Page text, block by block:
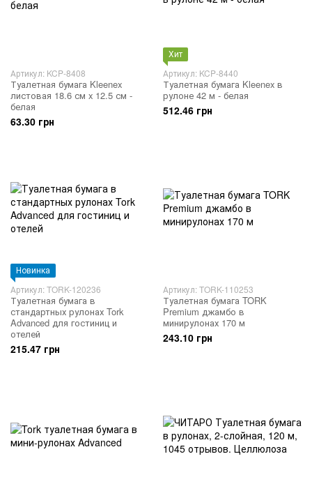
Артикул: KCP-8408
Туалетная бумага Kleenex
листовая 18.6 см x 12.5 см -
белая
63.30 грн
Хит
Артикул: KCP-8440
Туалетная бумага Kleenex в
рулоне 42 м - белая
512.46 грн
Новинка
Артикул: TORK-120236
Туалетная бумага в
стандартных рулонах Tork
Advanced для гостиниц и
отелей
215.47 грн
Артикул: TORK-110253
Туалетная бумага TORK
Premium джамбо в
минирулонах 170 м
243.10 грн